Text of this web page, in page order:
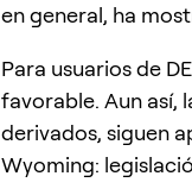
en general, ha
Para usuarios de
favorable. Aun así,
derivados, siguen
Wyoming: